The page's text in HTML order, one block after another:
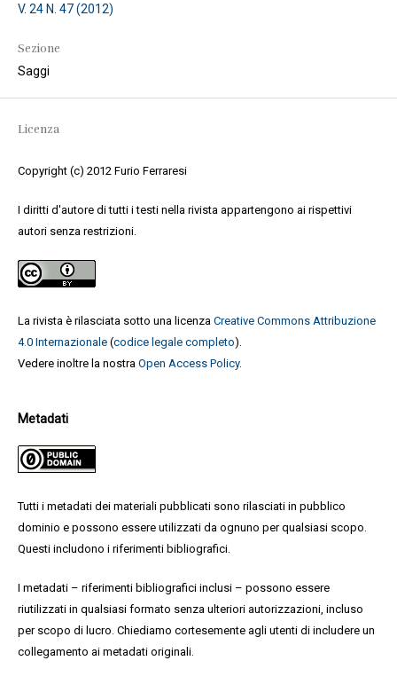
V. 24 N. 47 (2012)
Sezione
Saggi
Licenza
Copyright (c) 2012 Furio Ferraresi
I diritti d'autore di tutti i testi nella rivista appartengono ai rispettivi
autori senza restrizioni.
La rivista è rilasciata sotto una licenza Creative Commons Attribuzione
4.0 Internazionale(codice legale completo).
Vedere inoltre la nostra Open Access Policy.
Metadati
Tutti i metadati dei materiali pubblicati sono rilasciati in pubblico
dominio e possono essere utilizzati da ognuno per qualsiasi scopo.
Questi includono i riferimenti bibliografici.
I metadati – riferimenti bibliografici inclusi – possono essere
riutilizzati in qualsiasi formato senza ulteriori autorizzazioni, incluso
per scopo di lucro. Chiediamo cortesemente agli utenti di includere un
collegamento ai metadati originali.